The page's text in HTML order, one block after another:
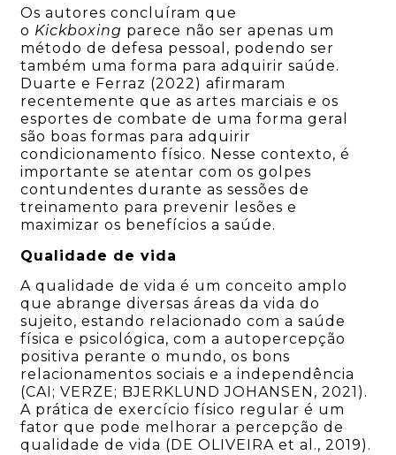
Os autores concluíram que
o Kickboxing parece não ser apenas um
método de defesa pessoal, podendo ser
também uma forma para adquirir saúde.
Duarte e Ferraz (2022) afirmaram
recentemente que as artes marciais e os
esportes de combate de uma forma geral
são boas formas para adquirir
condicionamento físico. Nesse contexto, é
importante se atentar com os golpes
contundentes durante as sessões de
treinamento para prevenir lesões e
maximizar os benefícios a saúde.
Qualidade de vida
A qualidade de vida é um conceito amplo
que abrange diversas áreas da vida do
sujeito, estando relacionado com a saúde
física e psicológica, com a autopercepção
positiva perante o mundo, os bons
relacionamentos sociais e a independência
(CAI; VERZE; BJERKLUND JOHANSEN, 2021).
A prática de exercício físico regular é um
fator que pode melhorar a percepção de
qualidade de vida (DE OLIVEIRA et al., 2019).